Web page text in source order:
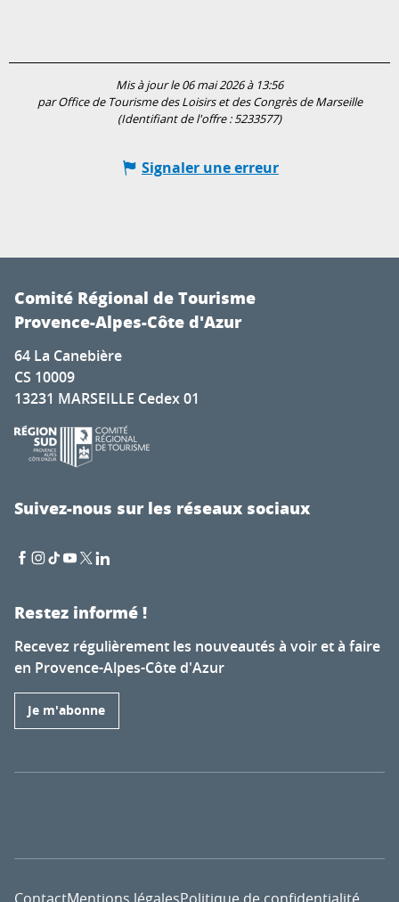
Mis à jour le 06 mai 2026 à 13:56
par Office de Tourisme des Loisirs et des Congrès de Marseille
(Identifiant de l'offre :5233577)
Signaler une erreur
Comité Régional de Tourisme
Provence-Alpes-Côte d'Azur
64 La Canebière
CS 10009
13231 MARSEILLE Cedex 01
Suivez-nous sur les réseaux sociaux
Restez informé !
Recevez régulièrement les nouveautés à voir et à faire
en Provence-Alpes-Côte d'Azur
Je m'abonne